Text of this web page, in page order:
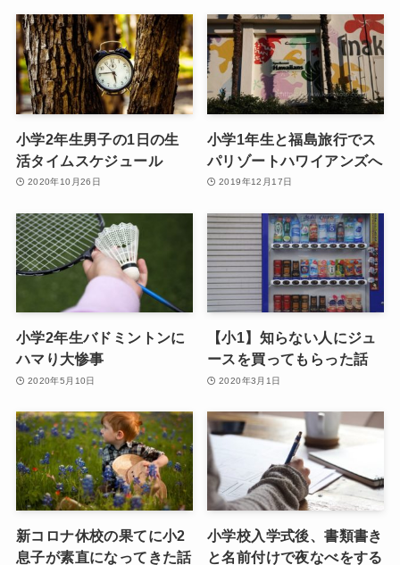
小学2年生男子の1日の生
活タイムスケジュール
2020年10月26日
小学1年生と福島旅行でス
パリゾートハワイアンズへ
2019年12月17日
小学2年生バドミントンに
ハマり大惨事
2020年5月10日
【小1】知らない人にジュ
ースを買ってもらった話
2020年3月1日
新コロナ休校の果てに小2
息子が素直になってきた話
小学校入学式後、書類書き
と名前付けで夜なべをする